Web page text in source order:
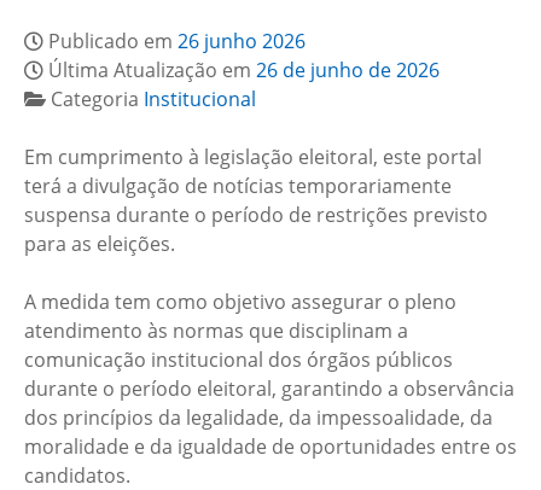
Publicado em 26 junho 2026
Última Atualização em 26 de junho de 2026
Categoria Institucional
Em cumprimento à legislação eleitoral, este portal
terá a divulgação de notícias temporariamente
suspensa durante o período de restrições previsto
para as eleições.
A medida tem como objetivo assegurar o pleno
atendimento às normas que disciplinam a
comunicação institucional dos órgãos públicos
durante o período eleitoral, garantindo a observância
dos princípios da legalidade, da impessoalidade, da
moralidade e da igualdade de oportunidades entre os
candidatos.